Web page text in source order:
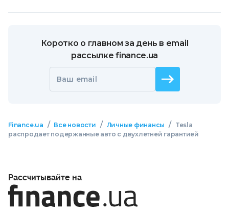
Коротко о главном за день в email
рассылке finance.ua
Ваш email
Finance.ua / Все новости / Личные финансы /
Tesla
распродает подержанные авто с двухлетней гарантией
Рассчитывайте на